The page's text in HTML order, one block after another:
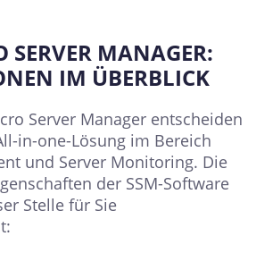
SERVER MANAGER:
IM ÜBERBLICK
Server Manager entscheiden
in-one-Lösung im Bereich
und Server Monitoring. Die
der SSM-Software
Stelle für Sie